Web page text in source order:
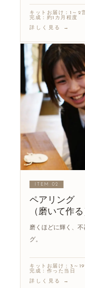
キットお届け：1～2
完成：約1カ月程度
詳しく見る →
ITEM 02
ペアリング
（磨いて作る
磨くほどに輝く、
グ。
キットお届け：3～
完成：作った当日
詳しく見る →